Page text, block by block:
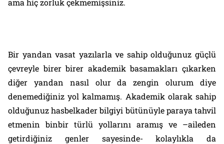
ama hiç zorluk çekmemişsiniz.
Bir yandan vasat yazılarla ve sahip olduğunuz güçlü
çevreyle birer birer akademik basamakları çıkarken
diğer yandan nasıl olur da zengin olurum diye
denemediğiniz yol kalmamış. Akademik olarak sahip
olduğunuz hasbelkader bilgiyi bütünüyle paraya tahvil
etmenin binbir türlü yollarını aramış ve –aileden
getirdiğiniz genler sayesinde- kolaylıkla da